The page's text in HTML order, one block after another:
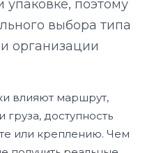
упаковке, поэтому
выбора типа
организации
влияют маршрут,
груза, доступность
или креплению. Чем